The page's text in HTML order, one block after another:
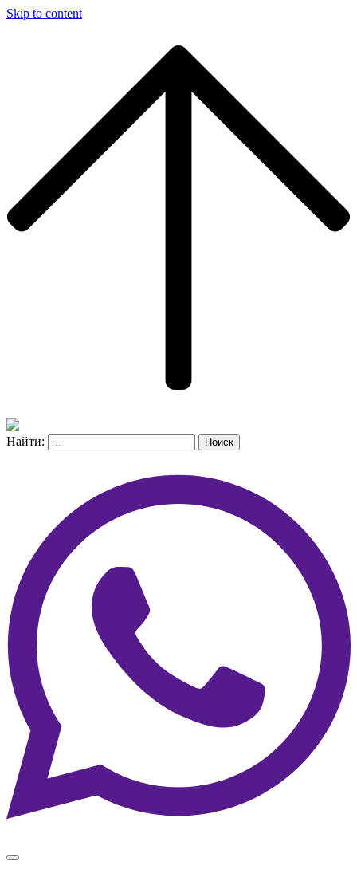
Skip to content
Найти: Поиск